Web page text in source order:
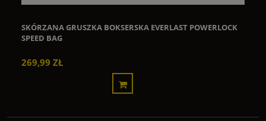
SKÓRZANA GRUSZKA BOKSERSKA EVERLAST POWERLOCK
SPEED BAG
269,99 ZŁ